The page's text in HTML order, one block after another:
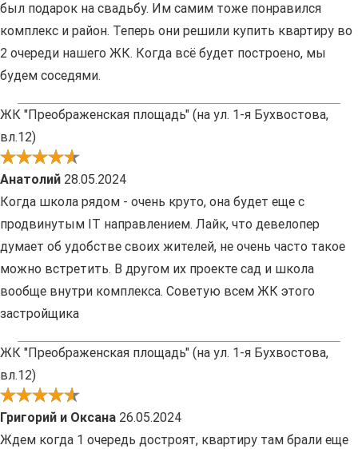
был подарок на свадьбу. Им самим тоже понравился
комплекс и район. Теперь они решили купить квартиру во
2 очереди нашего ЖК. Когда всё будет построено, мы
будем соседями.
ЖК "Преображенская площадь" (на ул. 1-я Бухвостова,
вл.12)
Анатолий 28.05.2024
Когда школа рядом - очень круто, она будет еще с
продвинутым IT направлением. Лайк, что девелопер
думает об удобстве своих жителей, не очень часто такое
можно встретить. В другом их проекте сад и школа
вообще внутри комплекса. Советую всем ЖК этого
застройщика
ЖК "Преображенская площадь" (на ул. 1-я Бухвостова,
вл.12)
Григорий и Оксана 26.05.2024
Ждем когда 1 очередь достроят, квартиру там брали еще